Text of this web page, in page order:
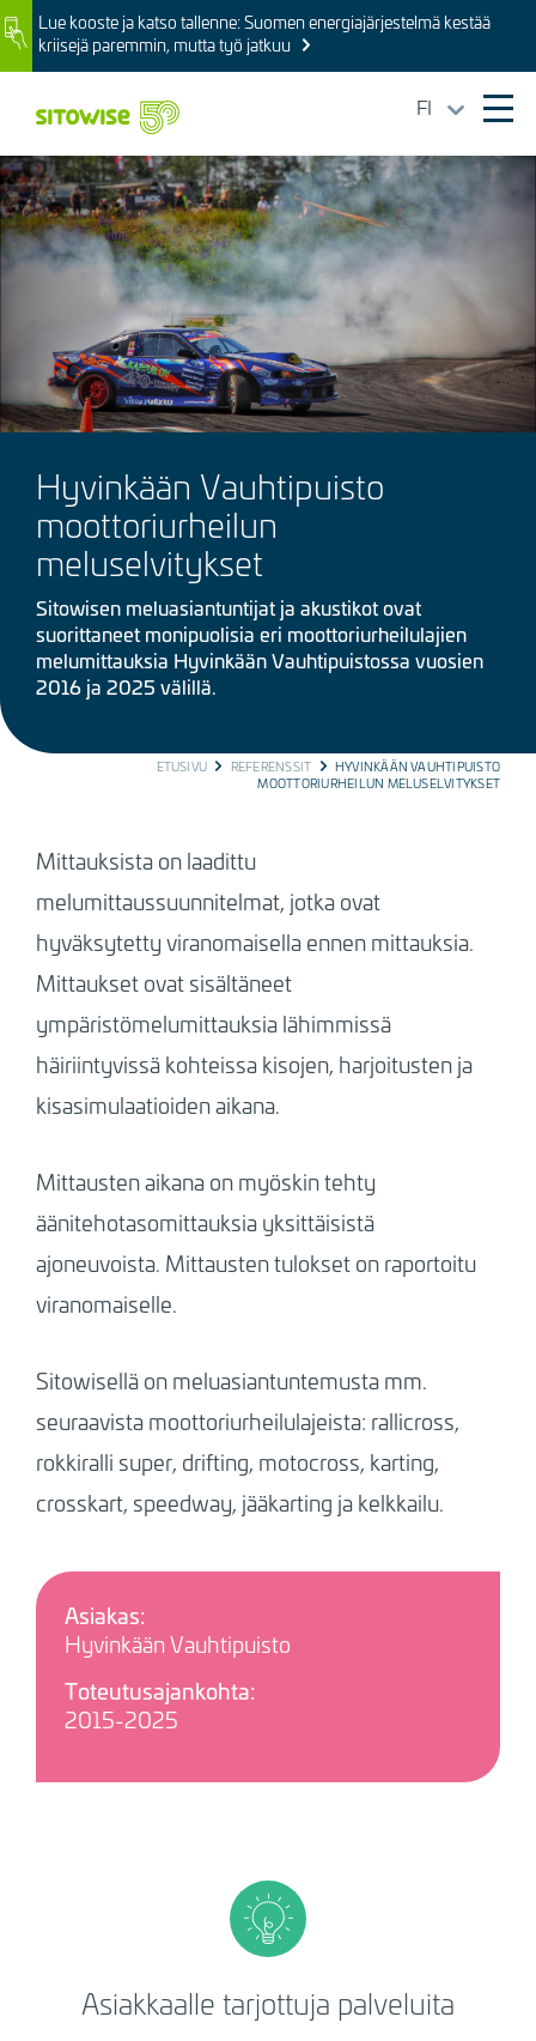
Skip
to
main
ImageLue kooste ja katso tallenne: Suomen energiajärjestelmä kestää
kriisejä paremmin, mutta työ jatkuu
FI
Kuva
Hyvinkään Vauhtipuisto
moottoriurheilun
meluselvitykset
Sitowisen meluasiantuntijat ja akustikot ovat
suorittaneet monipuolisia eri moottoriurheilulajien
melumittauksia Hyvinkään Vauhtipuistossa vuosien
2016 ja 2025 välillä.
BREADCRUMB
ETUSIVU REFERENSSIT
HYVINKÄÄN VAUHTIPUISTO
MOOTTORIURHEILUN MELUSELVITYKSET
Mittauksista on laadittu
melumittaussuunnitelmat, jotka ovat
hyväksytetty viranomaisella ennen mittauksia.
Mittaukset ovat sisältäneet
ympäristömelumittauksia lähimmissä
häiriintyvissä kohteissa kisojen, harjoitusten ja
kisasimulaatioiden aikana.
Mittausten aikana on myöskin tehty
äänitehotasomittauksia yksittäisistä
ajoneuvoista. Mittausten tulokset on raportoitu
viranomaiselle.
Sitowisellä on meluasiantuntemusta mm.
seuraavista moottoriurheilulajeista: rallicross,
rokkiralli super, drifting, motocross, karting,
crosskart, speedway, jääkarting ja kelkkailu.
Asiakas:
Hyvinkään Vauhtipuisto
Toteutusajankohta:
2015-2025
Asiakkaalle tarjottuja palveluita